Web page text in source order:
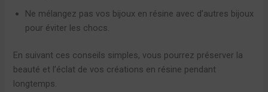
Ne mélangez pas vos bijoux en résine avec d’autres bijoux
pour éviter les chocs.
En suivant ces conseils simples, vous pourrez préserver la
beauté et l’éclat de vos créations en résine pendant
longtemps.